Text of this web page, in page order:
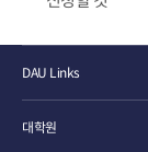
DAU Links
대학원